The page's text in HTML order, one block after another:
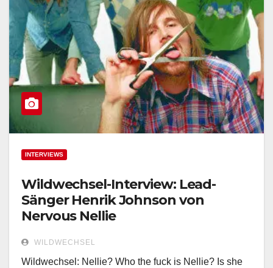
INTERVIEWS
Wildwechsel-Interview: Lead-
Sänger Henrik Johnson von
Nervous Nellie
WILDWECHSEL
Wildwechsel: Nellie? Who the fuck is Nellie? Is she